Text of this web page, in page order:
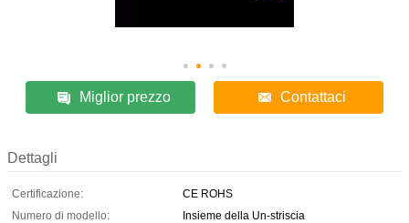
Miglior prezzo Contattaci
Dettagli
Certificazione:
CE ROHS
Numero di modello:
Insieme della Un-striscia